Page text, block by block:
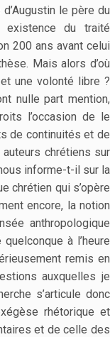
le père du
existence du traité
200 ans avant celui
Mais alors d’où
une volonté libre ?
nulle part mention,
l’occasion de le
de continuités et de
chrétiens sur
informe-t-il sur la
chrétien qui s’opère
encore, la notion
anthropologique
à l’heure
remis en
auxquelles je
s’articule donc
rhétorique et
et de celle des